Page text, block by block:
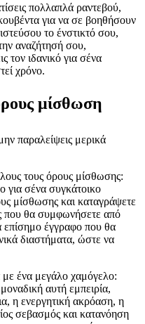
πολλαπλά ραντεβού,
για να σε βοηθήσουν
το ένστικτό σου,
αναζήτησή σου,
τον ιδανικό για σένα
χρόνο.
μίσθωση
παραλείψεις μερικά
τους όρους μίσθωσης:
για σένα συγκάτοικο
μίσθωσης και καταγράψετε
που θα συμφωνήσετε από
επίσημο έγγραφο που θα
διαστήματα, ώστε να
ένα μεγάλο χαμόγελο:
αυτή εμπειρία,
η ενεργητική ακρόαση, η
σεβασμός και κατανόηση